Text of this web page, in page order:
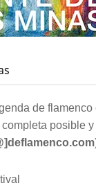
de flamenco
posible